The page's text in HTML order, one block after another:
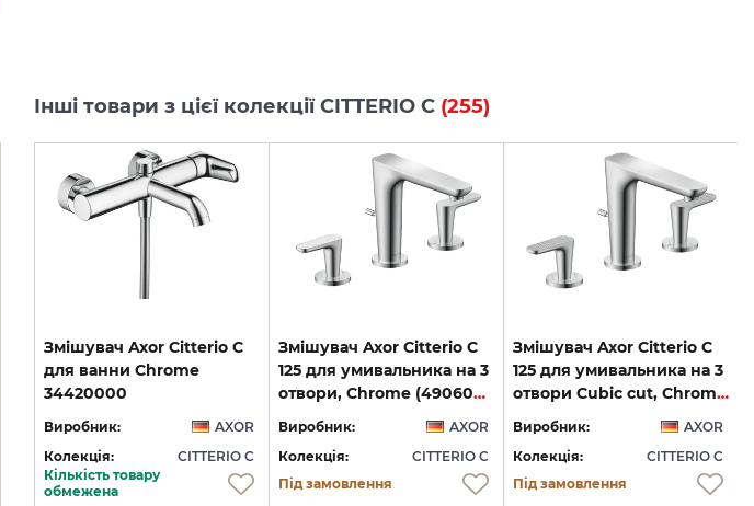
Інші товари з цієї колекції CITTERIO C (255)
Змішувач Axor Citterio C
для ванни Chrome
34420000
Виробник:
AXOR
Колекція:
CITTERIO C
Кількість товару
обмежена
Змішувач Axor Citterio C
125 для умивальника на 3
отвори, Chrome (49060000)
Виробник:
AXOR
Колекція:
CITTERIO C
Під замовлення
Змішувач Axor Citterio C
125 для умивальника на 3
отвори Cubic cut, Chrome (49061000)
Виробник:
AXOR
Колекція:
CITTERIO C
Під замовлення